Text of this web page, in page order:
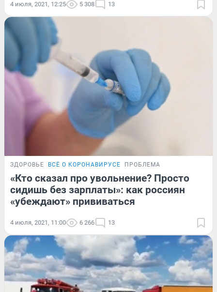
4 июля, 2021, 12:25 5 308 13
ЗДОРОВЬЕ ВСЁ О КОРОНАВИРУСЕ ПРОБЛЕМА
«Кто сказал про увольнение? Просто
сидишь без зарплаты»: как россиян
«убеждают» прививаться
4 июля, 2021, 11:00 6 266 13